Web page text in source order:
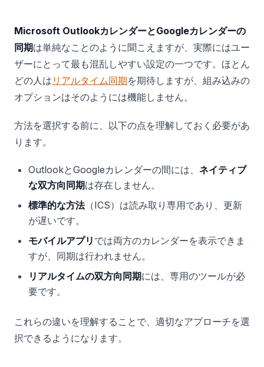
Microsoft OutlookカレンダーとGoogleカレンダーの
同期は単純なことのように聞こえますが、実際にはユー
ザーにとって最も混乱しやすい設定の一つです。ほとん
どの人は リアルタイム同期を期待しますが、組み込みの
オプションはそのようには機能しません。
方法を選択する前に、以下の点を理解しておく必要があ
ります。
OutlookとGoogleカレンダーの間には、 ネイティブ
な双方向同期は存在しません。
標準的な方法（ICS）は読み取り専用であり、更新
が遅いです。
モバイルアプリ では両方のカレンダーを表示できま
すが、同期は行われません。
リアルタイムの双方向同期には、専用のツールが必
要です。
これらの違いを理解することで、適切なアプローチを選
択できるようになります。